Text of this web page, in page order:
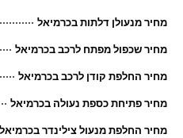
מנעולן דלתות בכרמיאל
שכפול מפתח לרכב בכרמיאל
החלפת קודן לרכב בכרמיאל
פתיחת כספת נעולה בכרמיאל
החלפת מנעול צילינדר בכרמיאל